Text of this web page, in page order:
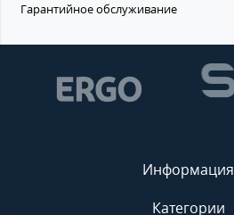
Гарантийное обслуживание
Информация
Категории